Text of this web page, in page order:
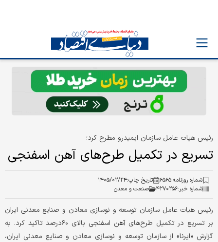
رئیس هیات عامل سازمان ایمیدرو مطرح کرد؛
تسریع در تکمیل طرح‌های آهن اسفنجی
شماره روزنامه:۶۵۶۵ تاریخ چاپ:۱۴۰۵/۰۲/۲۴
شماره خبر:۴۲۷۰۲۵۶ صنعت و معدن
رئیس هیات عامل سازمان توسعه و نوسازی معادن و صنایع معدنی ایران
بر تسریع در تکمیل طرح‌های آهن اسفنجی بالای ۶۰درصد تاکید کرد. به
گزارش «ایرنا» از سازمان توسعه و نوسازی معادن و صنایع معدنی ایران،